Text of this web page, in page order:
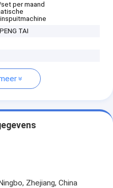
per maand
TAI
Zhejiang, China